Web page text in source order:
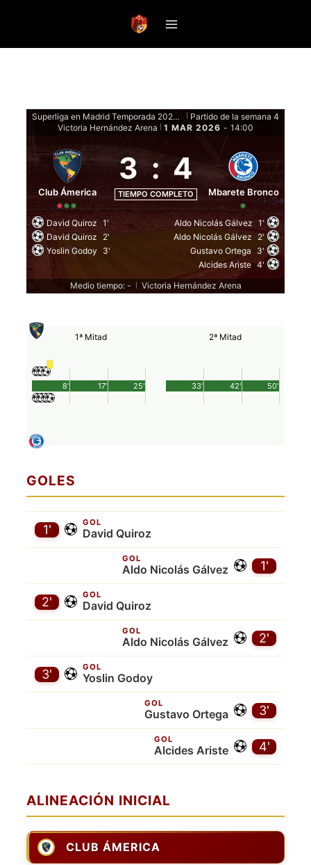
Superliga en Madrid Temporada 2026 - Fase de grupos
Partido de la semana 4
Victoria Hernández Arena
1 MAR 2026 - 14:00
Club Ámerica
3 : 4
TIEMPO COMPLETO Mbarete Bronco
David Quiroz 1'
David Quiroz 2'
Yoslin Godoy
3'
Aldo Nicolás Gálvez 1'
Aldo Nicolás Gálvez 2'
Gustavo Ortega
3'
Alcides Ariste 4'
Medio tiempo: -
Victoria Hernández Arena
1ª Mitad
25'
8' 17'
2ª Mitad
50'
33' 42'
GOLES
GOL
David Quiroz
1'
1'
GOL
Aldo Nicolás Gálvez
GOL
David Quiroz
2'
2'
GOL
Aldo Nicolás Gálvez
GOL
Yoslin Godoy
3'
3'
GOL
Gustavo Ortega
4'
GOL
Alcides Ariste
ALINEACIÓN INICIAL
CLUB ÁMERICA